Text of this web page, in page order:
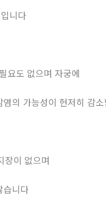
니다
요도 없으며 자궁에
의 가능성이 현저히 감
장이 없으며
습니다